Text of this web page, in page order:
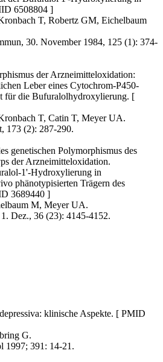
6508804 ]
T, Robertz GM, Eichelbaum
30. November 1984, 125 (1): 374-
der Arzneimitteloxidation:
Leber eines Cytochrom-P450-
für die Bufuralolhydroxylierung. [
T, Catin T, Meyer UA.
173 (2): 287-290.
genetischen Polymorphismus des
der Arzneimitteloxidation.
1'-Hydroxylierung in
phänotypisierten Trägern des
3689440 ]
M, Meyer UA.
Dez., 36 (23): 4145-4152.
klinische Aspekte. [ PMID
G.
1997; 391: 14-21.